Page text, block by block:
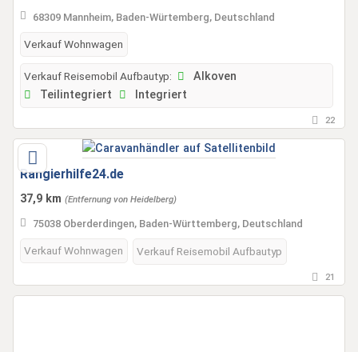
68309 Mannheim, Baden-Würtemberg, Deutschland
Verkauf Wohnwagen
Verkauf Reisemobil Aufbautyp:
Alkoven
Teilintegriert
Integriert
22
Rangierhilfe24.de
37,9 km (Entfernung von Heidelberg)
75038 Oberderdingen, Baden-Württemberg, Deutschland
Verkauf Wohnwagen Verkauf Reisemobil Aufbautyp
21